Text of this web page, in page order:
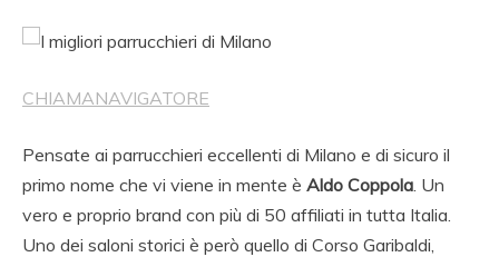
CHIAMANAVIGATORE
Pensate ai parrucchieri eccellenti di Milano e di sicuro il
primo nome che vi viene in mente è Aldo Coppola . Un
vero e proprio brand con più di 50 affiliati in tutta Italia.
Uno dei saloni storici è però quello di Corso Garibaldi,